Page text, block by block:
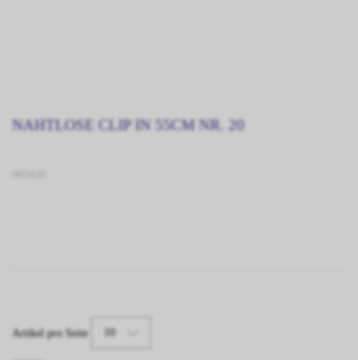
NAHTLOSE CLIP IN 55CM NR. 20
Artikel pro Seite 10